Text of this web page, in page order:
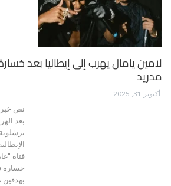
لامين يامال يهرب إلى إيطاليا بعد
مدريد
أكتوبر 31, 2025
نص خبر
بعد
فتاة
خسارة